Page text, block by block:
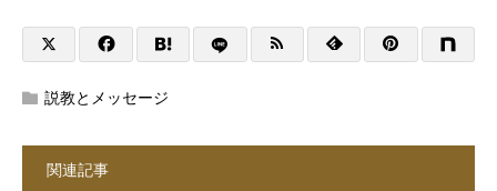
説教とメッセージ
関連記事